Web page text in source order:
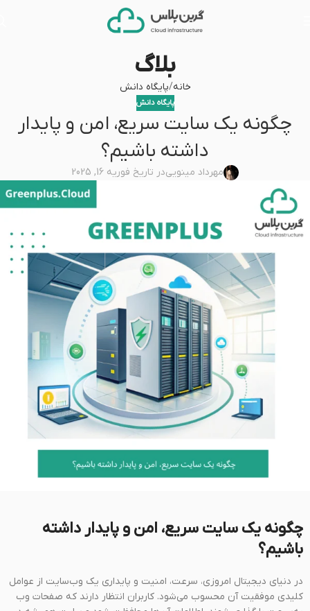
بلاگ
خانه پایگاه دانش
پایگاه دانش
چگونه یک سایت سریع، امن و پایدار
داشته باشیم؟
مهرداد مینوییدر تاریخ فوریه 16, 2025
چگونه یک سایت سریع، امن و پایدار داشته
باشیم؟
در دنیای دیجیتال امروزی، سرعت، امنیت و پایداری یک وب‌سایت از عوامل
کلیدی موفقیت آن محسوب می‌شود. کاربران انتظار دارند که صفحات وب